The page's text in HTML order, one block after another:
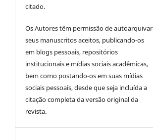
citado.
Os Autores têm permissão de autoarquivar
seus manuscritos aceitos, publicando-os
em blogs pessoais, repositórios
institucionais e mídias sociais acadêmicas,
bem como postando-os em suas mídias
sociais pessoais, desde que seja incluída a
citação completa da versão original da
revista.